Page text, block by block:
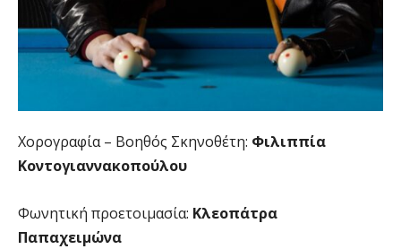
Χορογραφία – Βοηθός Σκηνοθέτη: Φιλιππία
Κοντογιαννακοπούλου
Φωνητική προετοιμασία: Κλεοπάτρα
Παπαχειμώνα